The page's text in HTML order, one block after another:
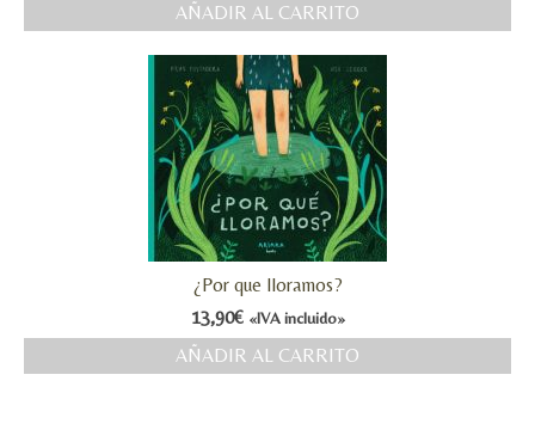
AÑADIR AL CARRITO
¿Por que lloramos?
13,90€ «IVA incluido»
AÑADIR AL CARRITO